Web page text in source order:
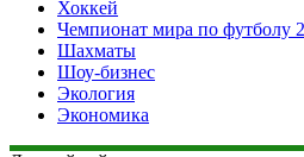
Хоккей
Чемпионат мира по футболу
Шахматы
Шоу-бизнес
Экология
Экономика